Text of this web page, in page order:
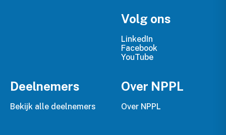
Volg ons
LinkedIn
Facebook
YouTube
Deelnemers
Bekijk alle deelnemers
Over NPPL
Over NPPL